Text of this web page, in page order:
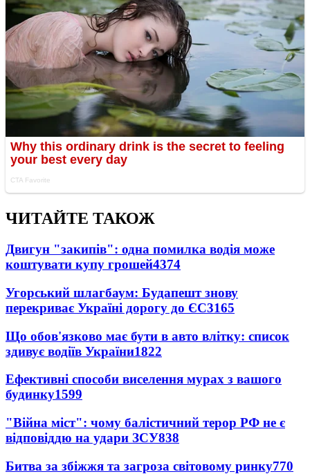
ЧИТАЙТЕ ТАКОЖ
Двигун "закипів": одна помилка водія може
коштувати купу грошей4374
Угорський шлагбаум: Будапешт знову
перекриває Україні дорогу до ЄС3165
Що обов'язково має бути в авто влітку: список
здивує водіїв України1822
Ефективні способи виселення мурах з вашого
будинку1599
"Війна міст": чому балістичний терор РФ не є
відповіддю на удари ЗСУ838
Битва за збіжжя та загроза світовому ринку770